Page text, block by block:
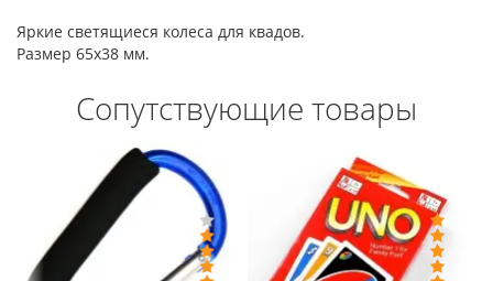
Яркие светящиеся колеса для квадов.
Размер 65x38 мм.
Сопутствующие товары
-Цена: 150 руб.